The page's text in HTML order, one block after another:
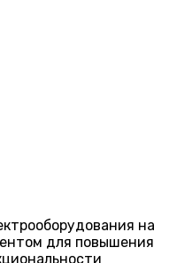
на
для повышения